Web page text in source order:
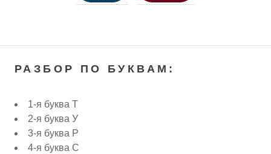
РАЗБОР ПО БУКВАМ:
1-я буква Т
2-я буква У
3-я буква Р
4-я буква С